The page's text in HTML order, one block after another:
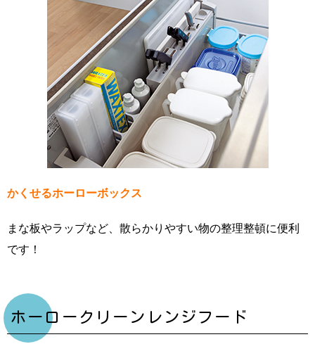
かくせるホーローボックス
まな板やラップなど、散らかりやすい物の整理整頓に便利
です！
ホーロークリーンレンジフード